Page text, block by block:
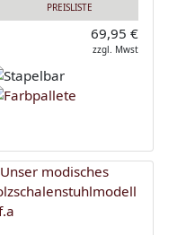
PREISLISTE
69,95 €
zzgl. Mwst